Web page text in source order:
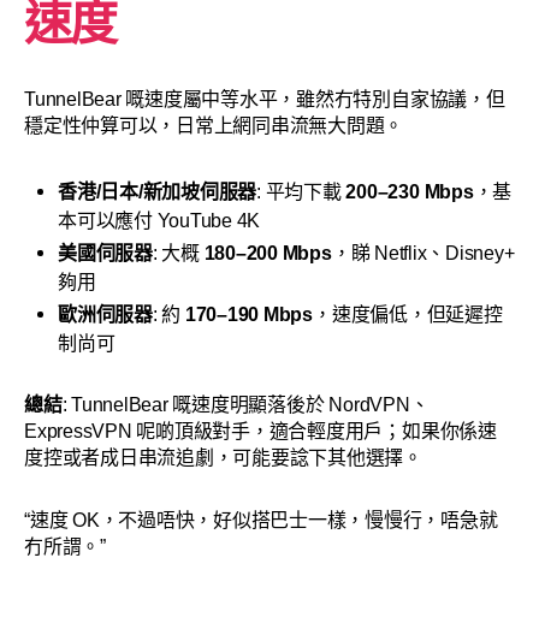
速度
TunnelBear 嘅速度屬中等水平，雖然冇特別自家協議，但
穩定性仲算可以，日常上網同串流無大問題。
香港/日本/新加坡伺服器: 平均下載200–230 Mbps，基
本可以應付 YouTube 4K
美國伺服器: 大概 180–200 Mbps，睇 Netflix、Disney+
夠用
歐洲伺服器: 約 170–190 Mbps，速度偏低，但延遲控
制尚可
總結: TunnelBear 嘅速度明顯落後於 NordVPN、
ExpressVPN 呢啲頂級對手，適合輕度用戶；如果你係速
度控或者成日串流追劇，可能要諗下其他選擇。
“速度 OK，不過唔快，好似搭巴士一樣，慢慢行，唔急就
冇所謂。”